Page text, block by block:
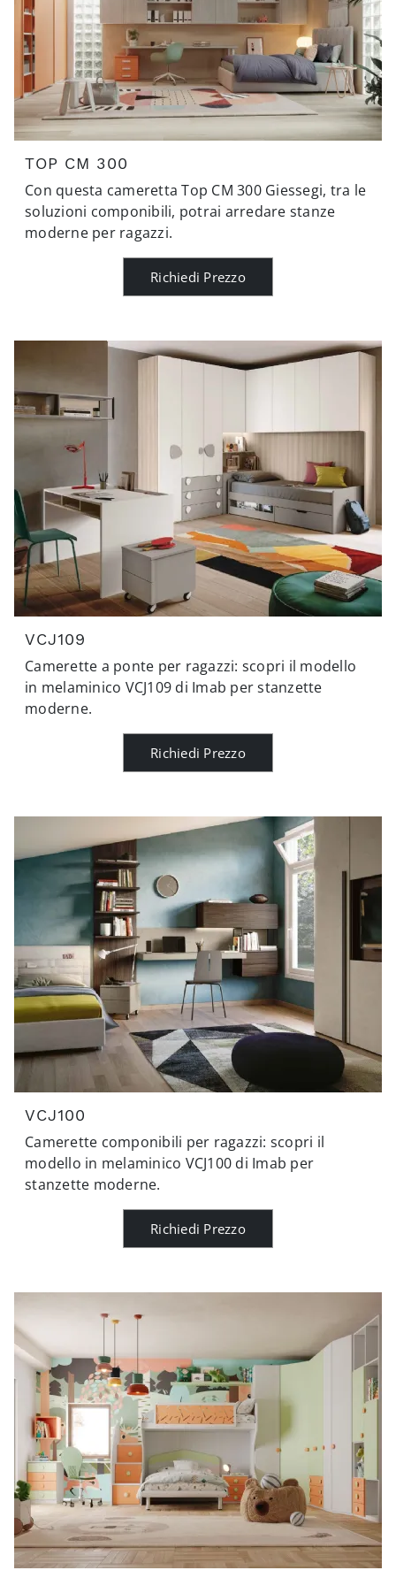
TOP CM 300
Con questa cameretta Top CM 300 Giessegi, tra le
soluzioni componibili, potrai arredare stanze
moderne per ragazzi.
Richiedi Prezzo
VCJ109
Camerette a ponte per ragazzi: scopri il modello
in melaminico VCJ109 di Imab per stanzette
moderne.
Richiedi Prezzo
VCJ100
Camerette componibili per ragazzi: scopri il
modello in melaminico VCJ100 di Imab per
stanzette moderne.
Richiedi Prezzo